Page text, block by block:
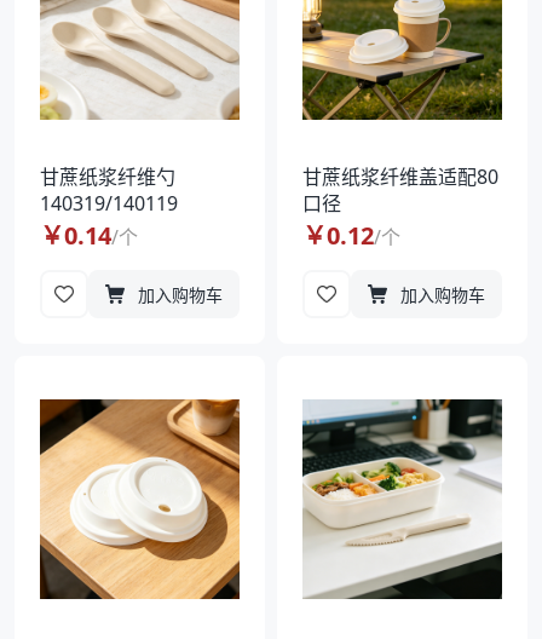
甘蔗纸浆纤维勺
140319/140119
￥0.14/个
加入购物车
甘蔗纸浆纤维盖适配80
口径
￥0.12/个
加入购物车